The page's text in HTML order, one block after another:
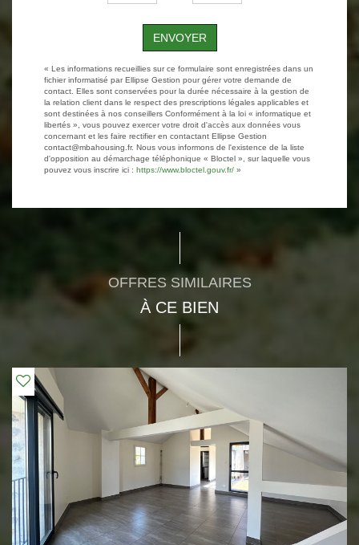
ENVOYER
« Les informations recueillies sur ce formulaire sont enregistrées dans un
fichier informatisé par Ellipse Gestion pour gérer votre demande de
contact. Elles sont conservées pour la durée nécessaire à la gestion de
la relation client dans le respect des prescriptions légales applicables et
sont destinées à nos conseillers Conformément à la loi « informatique et
libertés », vous pouvez exercer votre droit d'accès aux données vous
concernant et les faire rectifier en contactant Ellipse Gestion
contact@mbahousing.fr. Nous vous informons de l'existence de la liste
d'opposition au démarchage téléphonique « Bloctel », sur laquelle vous
pouvez vous inscrire ici : https://www.bloctel.gouv.fr/ »
OFFRES SIMILAIRES
À CE BIEN